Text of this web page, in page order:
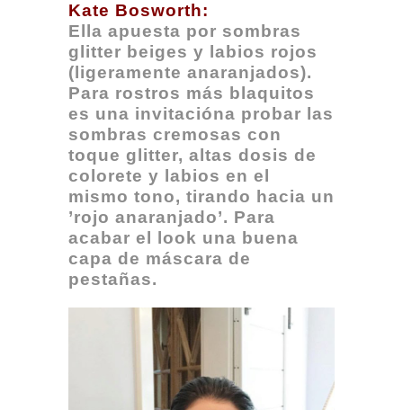
Kate Bosworth:
Ella apuesta por sombras
glitter beiges y labios rojos
(ligeramente anaranjados).
Para rostros más blaquitos
es una invitacióna probar las
sombras cremosas con
toque glitter, altas dosis de
colorete y labios en el
mismo tono, tirando hacia un
’rojo anaranjado’. Para
acabar el look una buena
capa de máscara de
pestañas.